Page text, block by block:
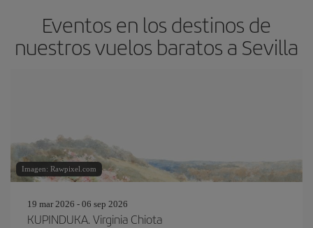
Eventos en los destinos de
nuestros vuelos baratos a Sevilla
Imagen: Rawpixel.com
19 mar 2026 - 06 sep 2026
KUPINDUKA. Virginia Chiota